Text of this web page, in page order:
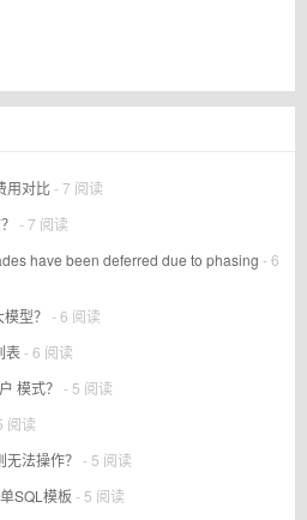
用对比- 7 阅读
- 7 阅读
have been deferred due to phasing - 6
型？ - 6 阅读
表 - 6 阅读
模式？ - 5 阅读
阅读
法操作？ - 5 阅读
SQL模板 - 5 阅读